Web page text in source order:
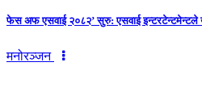
फेस अफ एसवाई २०८२’ सुरु: एसवाई इन्टरटेन्टमेन्टले
मनोरञ्जन